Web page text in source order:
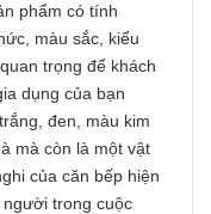
phẩm có tính
màu sắc, kiểu
trọng để khách
dụng của bạn
đen, màu kim
mà còn là một vật
của căn bếp hiện
trong cuộc